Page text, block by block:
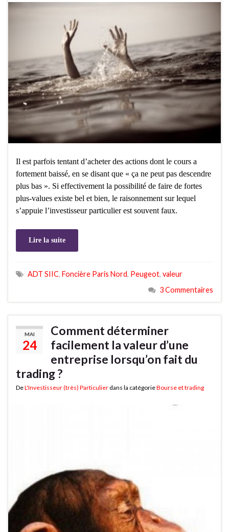
Il est parfois tentant d’acheter des actions dont le cours a
fortement baissé, en se disant que « ça ne peut pas descendre
plus bas ». Si effectivement la possibilité de faire de fortes
plus-values existe bel et bien, le raisonnement sur lequel
s’appuie l’investisseur particulier est souvent faux.
Lire la suite
ADT SIIC, Foncière Paris Nord, Peugeot, valeur
3 Commentaires
MAI
24
Comment déterminer
facilement la valeur d’une
entreprise lorsqu’on fait du
trading ?
DeL'Investisseur (très) Particulier dans la catégorieBourse et trading